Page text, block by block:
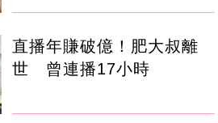
直播年賺破億！肥大叔離
世 曾連播17小時